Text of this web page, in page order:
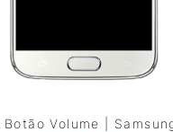
Botão Volume |